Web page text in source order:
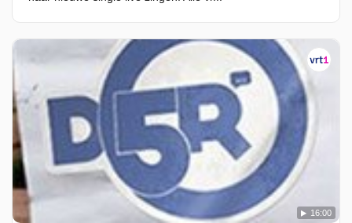
16:00